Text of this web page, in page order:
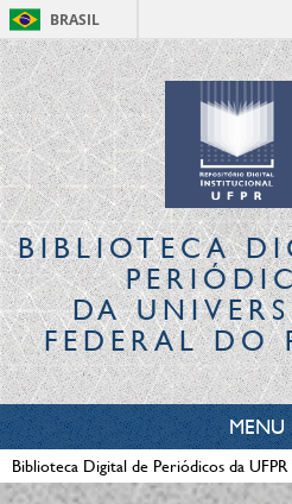
BRASIL
BIBLIOTECA
DA
FEDERAL DO
MENU
Biblioteca Digital de Periódicos da UFPR